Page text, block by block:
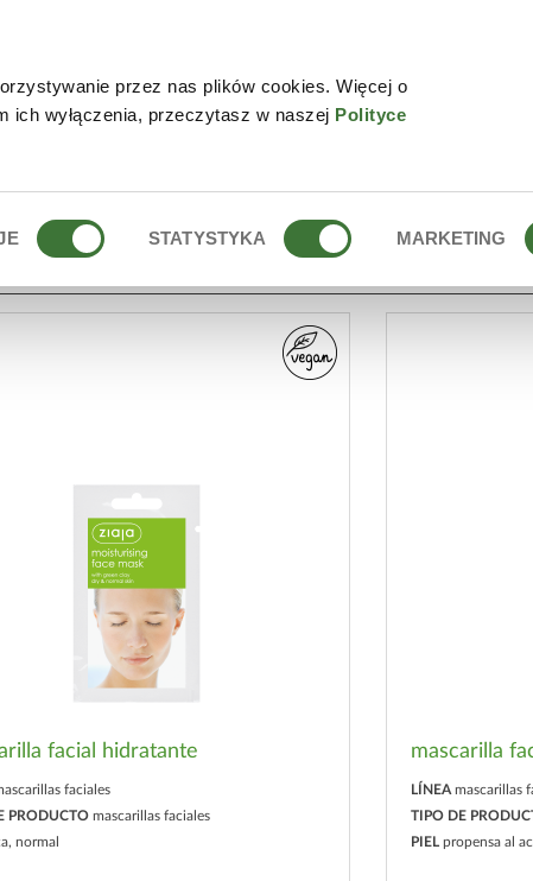
przez nas plików cookies. Więcej o
ich wyłączenia, przeczytasz w naszej Polityce
STATYSTYKA MARKETING
facial hidratante
faciales
PRODUCTO mascarillas faciales
normal
mascarilla
LÍNEA mascarillas
TIPO DE
PIEL propensa al